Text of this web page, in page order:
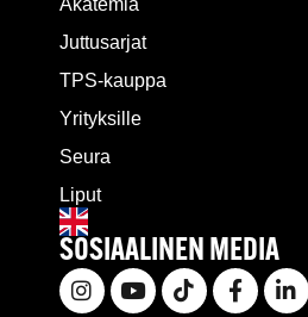
Juttusarjat
TPS-kauppa
Yrityksille
Seura
Liput
SOSIAALINEN MEDIA